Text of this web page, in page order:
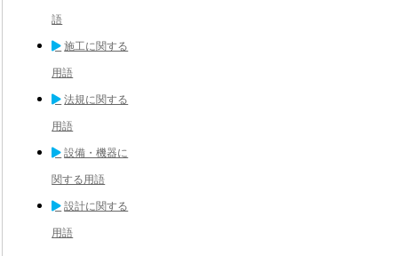
語
施工に関する
用語
法規に関する
用語
設備・機器に
関する用語
設計に関する
用語